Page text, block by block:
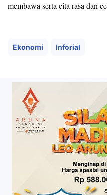
membawa serta cita rasa dan
Ekonomi Inforial